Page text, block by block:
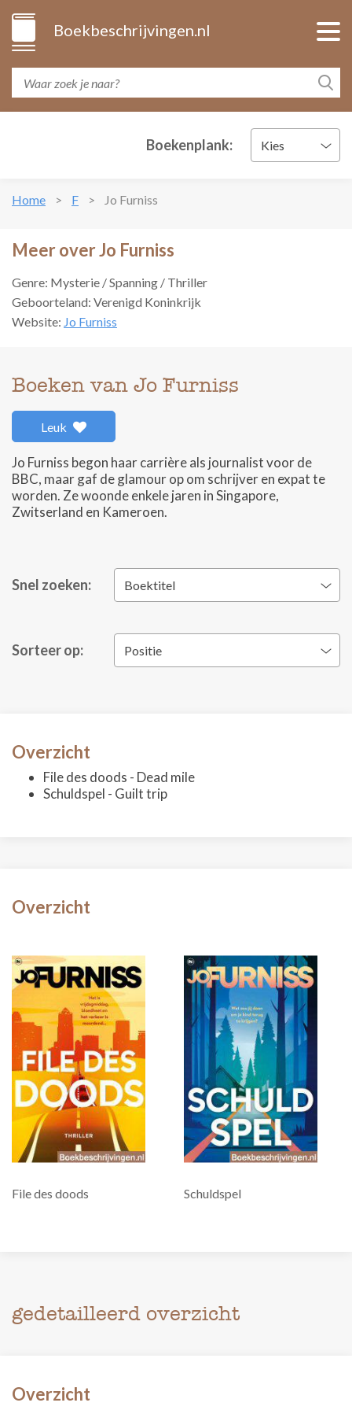
Boekbeschrijvingen.nl
Boekenplank: Kies
Home F Jo Furniss
Meer over Jo Furniss
Genre: Mysterie / Spanning / Thriller
Geboorteland: Verenigd Koninkrijk
Website: Jo Furniss
Boeken van Jo Furniss
Leuk
Jo Furniss begon haar carrière als journalist voor de
BBC, maar gaf de glamour op om schrijver en expat te
worden. Ze woonde enkele jaren in Singapore,
Zwitserland en Kameroen.
Snel zoeken: Boektitel
Sorteer op: Positie
Overzicht
File des doods - Dead mile
Schuldspel - Guilt trip
Overzicht
File des doods Schuldspel
gedetailleerd overzicht
Overzicht